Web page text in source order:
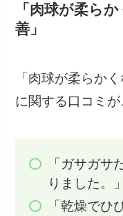
「肉球が柔ら
善」
「肉球が柔らか
に関する口コミが
「ガサガサ
りました。」
「乾燥でひ